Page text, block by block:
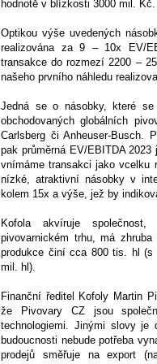
hodnotě v blízkosti 3000 mil. Kč.
Optikou výše uvedených
realizována za 9 – 10x EV/
transakce do rozmezí 2200 –
našeho prvního náhledu
Jedná se o násobky, které
obchodovaných globálních
Carlsberg či Anheuser-Busch.
pak průměrná EV/EBITDA
vnímáme transakci jako vcelku
nízké, atraktivní násobky v
kolem 15x a výše, jež by
Kofola akvíruje
pivovarnickém trhu, má
produkce činí cca 800 tis. hl (s
mil. hl).
Finanční ředitel Kofoly Martin
že Pivovary CZ jsou
technologiemi. Jinými slovy je
budoucnosti nebude potřeba
prodejů směřuje na export